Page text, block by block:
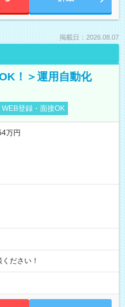
掲載日：2026.08.07
！＞運用自動化
WEB登録・面接OK
万円
ださい！